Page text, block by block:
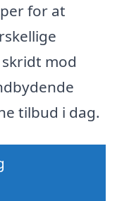
for at
mod
tilbud i dag.